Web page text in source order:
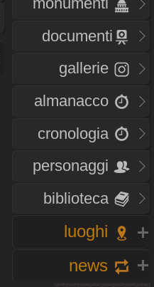
documenti
gallerie
almanacco
cronologia
personaggi
biblioteca
luoghi
news